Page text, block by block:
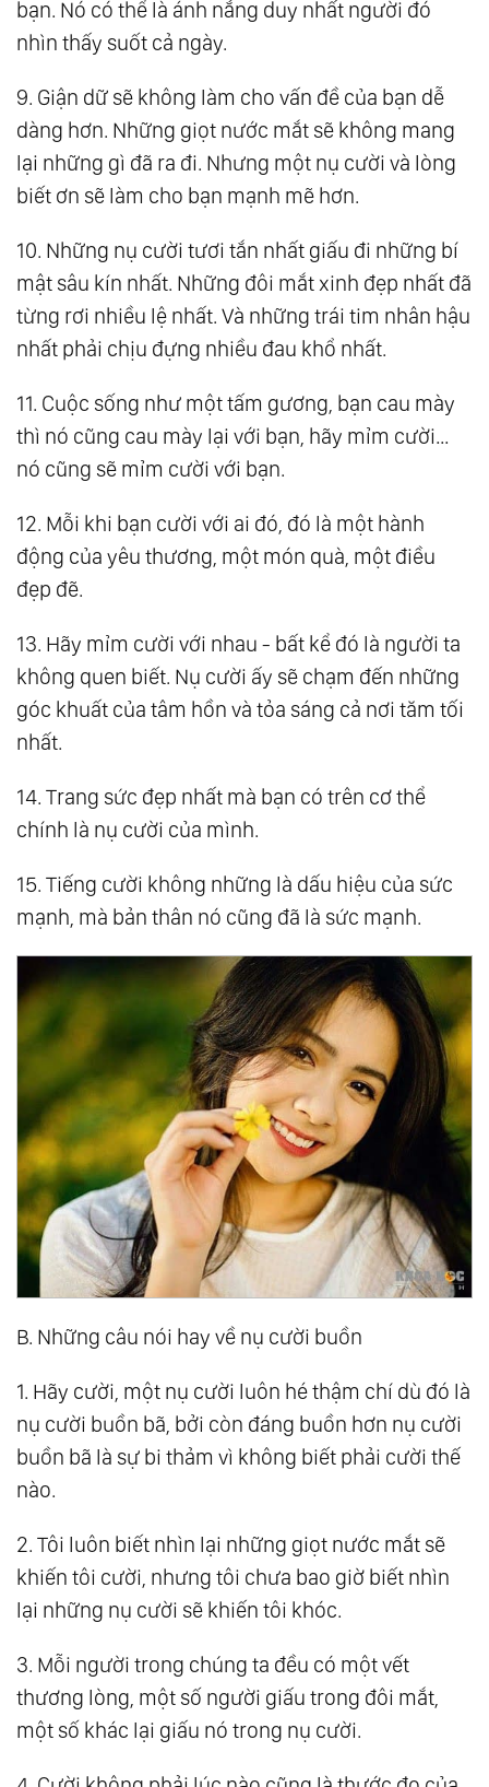
28.Những Câu Nói Hay Về Sự Cố Gắng, Chiến
29.Những Câu Nói Hay Về Sức Khỏe Cần Chú
Ý Và Lưu Tâm
30.80+ Những Câu Nói Hay Về Tiền Đáng
Suy Ngẫm
31.40+ Những Câu Nói Hay Về Đồng Tiền Và
Tình Yêu, Càng Đọc Càng Thấm
bạn. Nó có thể là ánh nắng duy nhất người đó
nhìn thấy suốt cả ngày.
9. Giận dữ sẽ không làm cho vấn đề của bạn dễ
dàng hơn. Những giọt nước mắt sẽ không mang
lại những gì đã ra đi. Nhưng một nụ cười và lòng
biết ơn sẽ làm cho bạn mạnh mẽ hơn.
10. Những nụ cười tươi tắn nhất giấu đi những bí
mật sâu kín nhất. Những đôi mắt xinh đẹp nhất đã
từng rơi nhiều lệ nhất. Và những trái tim nhân hậu
nhất phải chịu đựng nhiều đau khổ nhất.
11. Cuộc sống như một tấm gương, bạn cau mày
thì nó cũng cau mày lại với bạn, hãy mỉm cười…
nó cũng sẽ mỉm cười với bạn.
12. Mỗi khi bạn cười với ai đó, đó là một hành
động của yêu thương, một món quà, một điều
đẹp đẽ.
13. Hãy mỉm cười với nhau - bất kể đó là người ta
không quen biết. Nụ cười ấy sẽ chạm đến những
góc khuất của tâm hồn và tỏa sáng cả nơi tăm tối
nhất.
14. Trang sức đẹp nhất mà bạn có trên cơ thể
chính là nụ cười của mình.
15. Tiếng cười không những là dấu hiệu của sức
mạnh, mà bản thân nó cũng đã là sức mạnh.
B. Những câu nói hay về nụ cười buồn
1. Hãy cười, một nụ cười luôn hé thậm chí dù đó là
nụ cười buồn bã, bởi còn đáng buồn hơn nụ cười
buồn bã là sự bi thảm vì không biết phải cười thế
nào.
2. Tôi luôn biết nhìn lại những giọt nước mắt sẽ
khiến tôi cười, nhưng tôi chưa bao giờ biết nhìn
lại những nụ cười sẽ khiến tôi khóc.
3. Mỗi người trong chúng ta đều có một vết
thương lòng, một số người giấu trong đôi mắt,
một số khác lại giấu nó trong nụ cười.